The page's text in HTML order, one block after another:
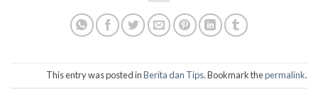
This entry was posted inBerita dan Tips. Bookmark thepermalink.